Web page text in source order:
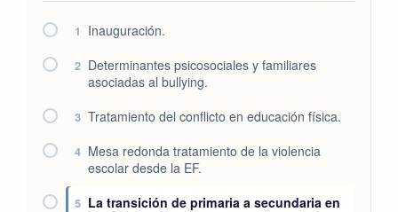
1 Inauguración.
2 Determinantes psicosociales y familiares
asociadas al bullying.
3 Tratamiento del conflicto en educación física.
4 Mesa redonda tratamiento de la violencia
escolar desde la EF.
5 La transición de primaria a secundaria en